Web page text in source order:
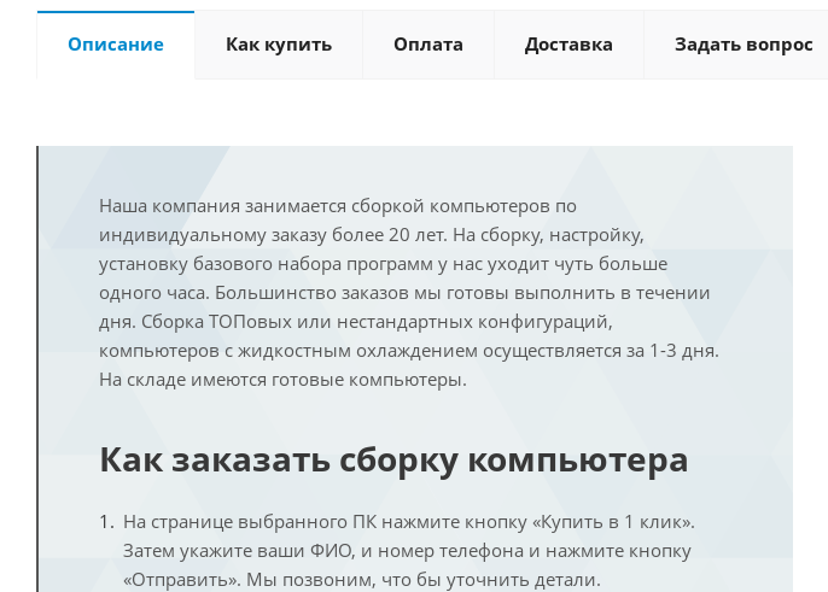
Описание Как купить Оплата Доставка Задать вопрос
Наша компания занимается сборкой компьютеров по
индивидуальному заказу более 20 лет. На сборку, настройку,
установку базового набора программ у нас уходит чуть больше
одного часа. Большинство заказов мы готовы выполнить в течении
дня. Сборка ТОПовых или нестандартных конфигураций,
компьютеров с жидкостным охлаждением осуществляется за 1-3 дня.
На складе имеются готовые компьютеры.
Как заказать сборку компьютера
На странице выбранного ПК нажмите кнопку «Купить в 1 клик».
Затем укажите ваши ФИО, и номер телефона и нажмите кнопку
«Отправить». Мы позвоним, что бы уточнить детали.